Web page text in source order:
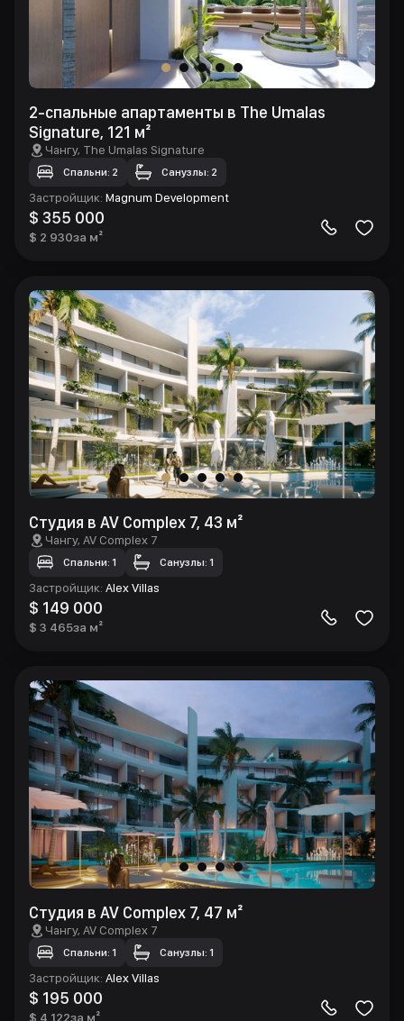
2-спальные апартаменты в The Umalas
Signature, 121 м²
Чангу, The Umalas Signature
Спальни: 2 Санузлы: 2
Застройщик: Magnum Development
$ 355 000
$ 2 930за м²
Студия в AV Complex 7, 43 м²
Чангу, AV Complex 7
Спальни: 1 Санузлы: 1
Застройщик: Alex Villas
$ 149 000
$ 3 465за м²
Студия в AV Complex 7, 47 м²
Чангу, AV Complex 7
Спальни: 1 Санузлы: 1
Застройщик: Alex Villas
$ 195 000
$ 4 122за м²